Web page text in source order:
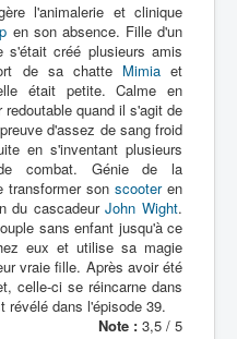
l'animalerie et clinique
en son absence. Fille d'un
s'était créé plusieurs amis
de sa chatte Mimiaet
était petite. Calme en
quand il s'agit de
d'assez de sang froid
en s'inventant plusieurs
combat. Génie de la
transformer son scooteren
du cascadeurJohn Wight.
sans enfant jusqu'à ce
eux et utilise sa magie
vraie fille. Après avoir été
celle-ci se réincarne dans
révélé dans l'épisode 39.
Note : 3,5 / 5